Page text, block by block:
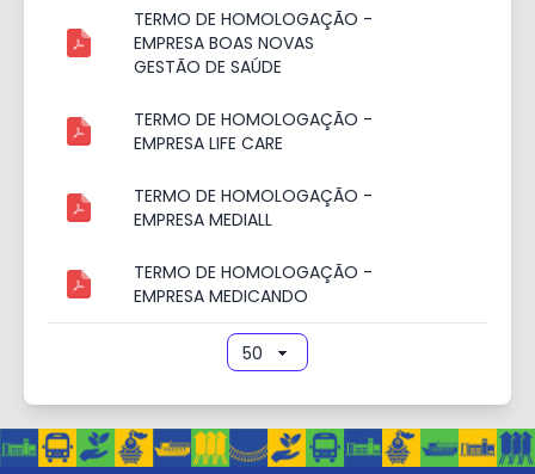
TERMO DE HOMOLOGAÇÃO -
EMPRESA BOAS NOVAS
GESTÃO DE SAÚDE
TERMO DE HOMOLOGAÇÃO -
EMPRESA LIFE CARE
TERMO DE HOMOLOGAÇÃO -
EMPRESA MEDIALL
TERMO DE HOMOLOGAÇÃO -
EMPRESA MEDICANDO